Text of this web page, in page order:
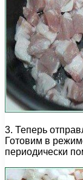
3. Теперь
Готовим в
периодически